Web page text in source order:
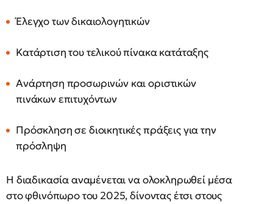
Έλεγχο των δικαιολογητικών
Κατάρτιση του τελικού πίνακα κατάταξης
Ανάρτηση προσωρινών και οριστικών
πινάκων επιτυχόντων
Πρόσκληση σε διοικητικές πράξεις για την
πρόσληψη
Η διαδικασία αναμένεται να ολοκληρωθεί μέσα
στο φθινόπωρο του 2025, δίνοντας έτσι στους